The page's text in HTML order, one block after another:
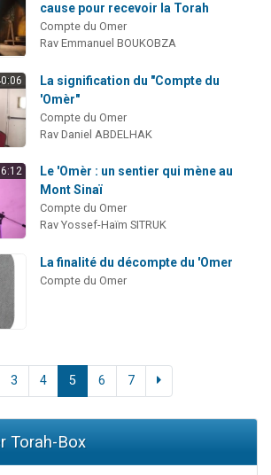
cause pour recevoir la Torah
Compte du Omer
Rav Emmanuel BOUKOBZA
La signification du "Compte du
'Omèr"
Compte du Omer
Rav Daniel ABDELHAK
Le 'Omèr : un sentier qui mène au
Mont Sinaï
Compte du Omer
Rav Yossef-Haïm SITRUK
La finalité du décompte du 'Omer
Compte du Omer
3 4 5 6 7
Torah-Box